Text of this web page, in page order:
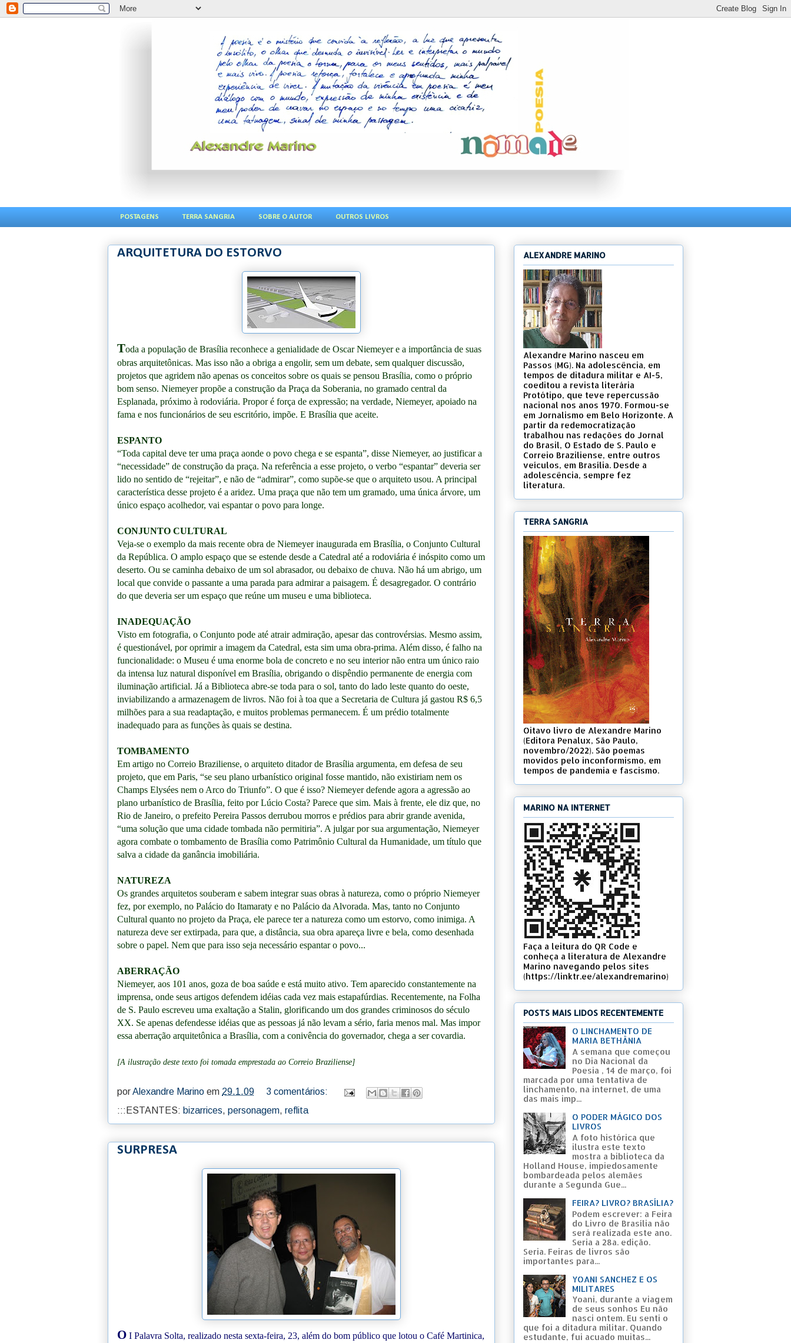
POSTAGENS TERRA SANGRIA SOBRE O AUTOR OUTROS LIVROS
ARQUITETURA DO ESTORVO
Toda a população de Brasília reconhece a genialidade de Oscar Niemeyer e a importância de suas
obras arquitetônicas. Mas isso não a obriga a engolir, sem um debate, sem qualquer discussão,
projetos que agridem não apenas os conceitos sobre os quais se pensou Brasília, como o próprio
bom senso. Niemeyer propõe a construção da Praça da Soberania, no gramado central da
Esplanada, próximo à rodoviária. Propor é força de expressão; na verdade, Niemeyer, apoiado na
fama e nos funcionários de seu escritório, impõe. E Brasília que aceite.
ESPANTO
“Toda capital deve ter uma praça aonde o povo chega e se espanta”, disse Niemeyer, ao justificar a
“necessidade” de construção da praça. Na referência a esse projeto, o verbo “espantar” deveria ser
lido no sentido de “rejeitar”, e não de “admirar”, como supõe-se que o arquiteto usou. A principal
característica desse projeto é a aridez. Uma praça que não tem um gramado, uma única árvore, um
único espaço acolhedor, vai espantar o povo para longe.
CONJUNTO CULTURAL
Veja-se o exemplo da mais recente obra de Niemeyer inaugurada em Brasília, o Conjunto Cultural
da República. O amplo espaço que se estende desde a Catedral até a rodoviária é inóspito como um
deserto. Ou se caminha debaixo de um sol abrasador, ou debaixo de chuva. Não há um abrigo, um
local que convide o passante a uma parada para admirar a paisagem. É desagregador. O contrário
do que deveria ser um espaço que reúne um museu e uma biblioteca.
INADEQUAÇÃO
Visto em fotografia, o Conjunto pode até atrair admiração, apesar das controvérsias. Mesmo assim,
é questionável, por oprimir a imagem da Catedral, esta sim uma obra-prima. Além disso, é falho na
funcionalidade: o Museu é uma enorme bola de concreto e no seu interior não entra um único raio
da intensa luz natural disponível em Brasília, obrigando o dispêndio permanente de energia com
iluminação artificial. Já a Biblioteca abre-se toda para o sol, tanto do lado leste quanto do oeste,
inviabilizando a armazenagem de livros. Não foi à toa que a Secretaria de Cultura já gastou R$ 6,5
milhões para a sua readaptação, e muitos problemas permanecem. É um prédio totalmente
inadequado para as funções às quais se destina.
TOMBAMENTO
Em artigo no Correio Braziliense, o arquiteto ditador de Brasília argumenta, em defesa de seu
projeto, que em Paris, “se seu plano urbanístico original fosse mantido, não existiriam nem os
Champs Elysées nem o Arco do Triunfo”. O que é isso? Niemeyer defende agora a agressão ao
plano urbanístico de Brasília, feito por Lúcio Costa? Parece que sim. Mais à frente, ele diz que, no
Rio de Janeiro, o prefeito Pereira Passos derrubou morros e prédios para abrir grande avenida,
“uma solução que uma cidade tombada não permitiria”. A julgar por sua argumentação, Niemeyer
agora combate o tombamento de Brasília como Patrimônio Cultural da Humanidade, um título que
salva a cidade da ganância imobiliária.
NATUREZA
Os grandes arquitetos souberam e sabem integrar suas obras à natureza, como o próprio Niemeyer
fez, por exemplo, no Palácio do Itamaraty e no Palácio da Alvorada. Mas, tanto no Conjunto
Cultural quanto no projeto da Praça, ele parece ter a natureza como um estorvo, como inimiga. A
natureza deve ser extirpada, para que, a distância, sua obra apareça livre e bela, como desenhada
sobre o papel. Nem que para isso seja necessário espantar o povo...
ABERRAÇÃO
Niemeyer, aos 101 anos, goza de boa saúde e está muito ativo. Tem aparecido constantemente na
imprensa, onde seus artigos defendem idéias cada vez mais estapafúrdias. Recentemente, na Folha
de S. Paulo escreveu uma exaltação a Stalin, glorificando um dos grandes criminosos do século
XX. Se apenas defendesse idéias que as pessoas já não levam a sério, faria menos mal. Mas impor
essa aberração arquitetônica a Brasília, com a conivência do governador, chega a ser covardia.
[A ilustração deste texto foi tomada emprestada ao Correio Braziliense]
porAlexandre Marino em 29.1.09
3 comentários:
:::ESTANTES: bizarrices, personagem, reflita
SURPRESA
O I Palavra Solta, realizado nesta sexta-feira, 23, além do bom público que lotou o Café Martinica,
ALEXANDRE MARINO
Alexandre Marino nasceu em
Passos (MG). Na adolescência, em
tempos de ditadura militar e AI-5,
coeditou a revista literária
Protótipo, que teve repercussão
nacional nos anos 1970. Formou-se
em Jornalismo em Belo Horizonte. A
partir da redemocratização
trabalhou nas redações do Jornal
do Brasil, O Estado de S. Paulo e
Correio Braziliense, entre outros
veículos, em Brasília. Desde a
adolescência, sempre fez
literatura.
TERRA SANGRIA
Oitavo livro de Alexandre Marino
(Editora Penalux, São Paulo,
novembro/2022). São poemas
movidos pelo inconformismo, em
tempos de pandemia e fascismo.
MARINO NA INTERNET
Faça a leitura do QR Code e
conheça a literatura de Alexandre
Marino navegando pelos sites
(https://linktr.ee/alexandremarino)
POSTS MAIS LIDOS RECENTEMENTE
O LINCHAMENTO DE
MARIA BETHÂNIA
A semana que começou
no Dia Nacional da
Poesia , 14 de março, foi
marcada por uma tentativa de
linchamento, na internet, de uma
das mais imp...
O PODER MÁGICO DOS
LIVROS
A foto histórica que
ilustra este texto
mostra a biblioteca da
Holland House, impiedosamente
bombardeada pelos alemães
durante a Segunda Gue...
FEIRA? LIVRO? BRASÍLIA?
Podem escrever: a Feira
do Livro de Brasília não
será realizada este ano.
Seria a 28a. edição.
Seria. Feiras de livros são
importantes para...
YOANI SANCHEZ E OS
MILITARES
Yoani, durante a viagem
de seus sonhos Eu não
nasci ontem. Eu senti o
que foi a ditadura militar. Quando
estudante, fui acuado muitas...